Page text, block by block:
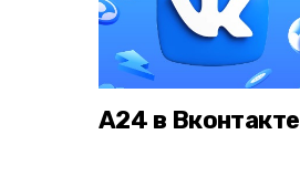
А24 в Вконтакте